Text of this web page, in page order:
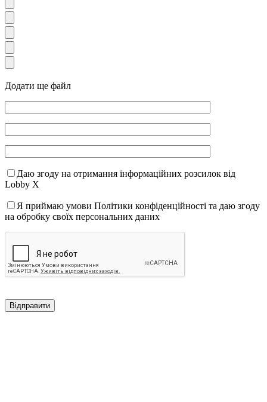
Додати ще файл
Даю згоду на отримання інформаційних розсилок від
Lobby X
Я приймаю умови Політики конфіденційності та даю згоду
на обробку своїх персональних даних